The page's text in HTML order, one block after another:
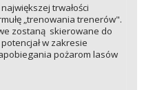
trwałości
„trenowania trenerów".
zostaną skierowane do
w zakresie
pożarom lasów